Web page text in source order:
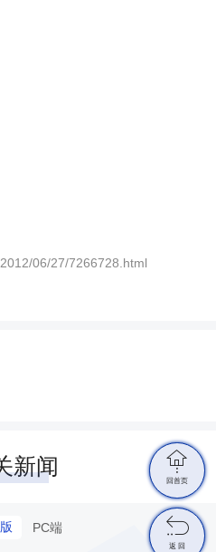
06/27/7266728.html
新闻
PC端

回首页

返 回